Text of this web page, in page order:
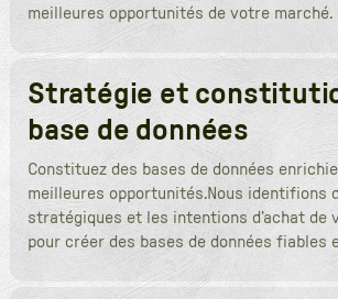
meilleures opportunités de votre marché.
Stratégie et
base de données
Constituez des bases de données
meilleures opportunités.Nous identifions
stratégiques et les intentions d’achat de
pour créer des bases de données fiables